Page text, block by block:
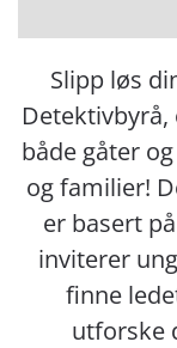
Slipp løs
både gåter
og familier!
er basert
inviterer
finne
utforske